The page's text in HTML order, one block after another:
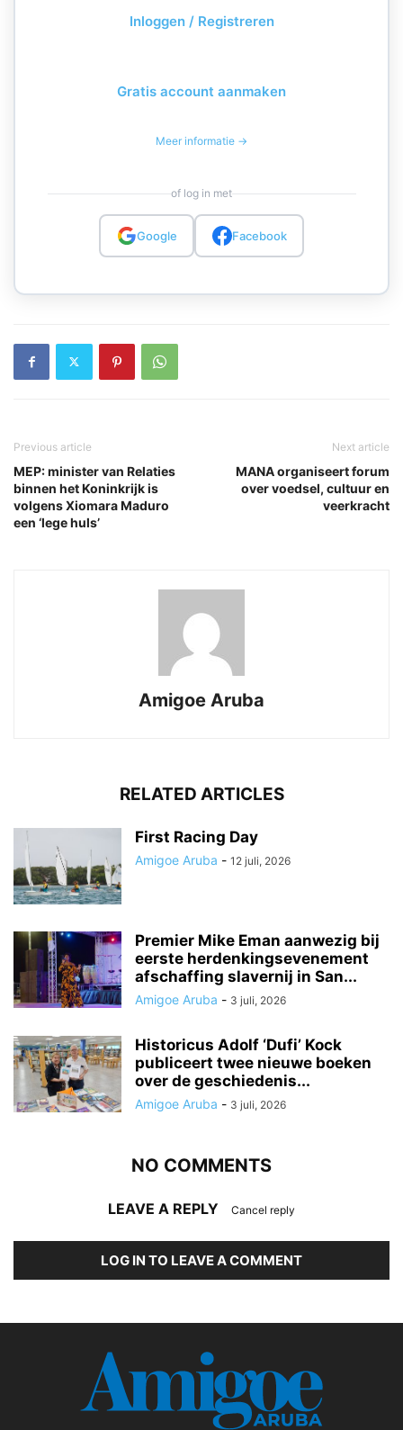
Inloggen / Registreren
Gratis account aanmaken
Meer informatie →
of log in met
Google Facebook
Previous article
MEP: minister van Relaties
binnen het Koninkrijk is
volgens Xiomara Maduro
een ‘lege huls’
Next article
MANA organiseert forum
over voedsel, cultuur en
veerkracht
Amigoe Aruba
RELATED ARTICLES
First Racing Day
Amigoe Aruba - 12 juli, 2026
Premier Mike Eman aanwezig bij
eerste herdenkingsevenement
afschaffing slavernij in San...
Amigoe Aruba - 3 juli, 2026
Historicus Adolf ‘Dufi’ Kock
publiceert twee nieuwe boeken
over de geschiedenis...
Amigoe Aruba - 3 juli, 2026
NO COMMENTS
LEAVE A REPLY Cancel reply
LOG IN TO LEAVE A COMMENT